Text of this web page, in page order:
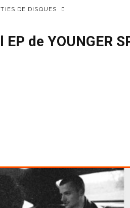
DE DISQUES
de YOUNGER